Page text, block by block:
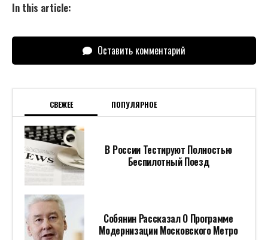
In this article:
Оставить комментарий
СВЕЖЕЕ ПОПУЛЯРНОЕ
В России Тестируют Полностью
Беспилотный Поезд
Собянин Рассказал О Программе
Модернизации Московского Метро